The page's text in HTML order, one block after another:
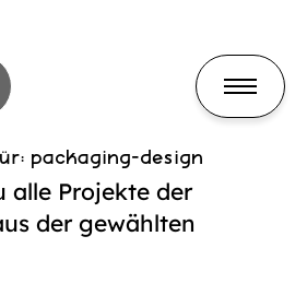
packaging-design
alle Projekte der
der gewählten